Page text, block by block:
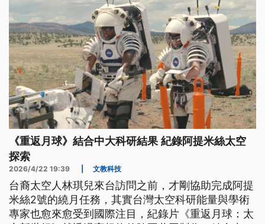
《重返月球》結合中大科研結果 紀錄阿提米絲太空
探索
2026/4/22 19:39 文教科技
台裔太空人林琪兒來台訪問之前，才剛協助完成阿提
米絲2號的繞月任務，其實台灣太空科研能量與學術
專家也愈來愈受到國際注目，紀錄片《重返月球：太